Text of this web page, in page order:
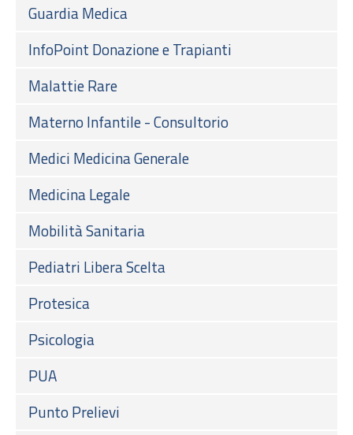
Guardia Medica
InfoPoint Donazione e Trapianti
Malattie Rare
Materno Infantile - Consultorio
Medici Medicina Generale
Medicina Legale
Mobilità Sanitaria
Pediatri Libera Scelta
Protesica
Psicologia
PUA
Punto Prelievi